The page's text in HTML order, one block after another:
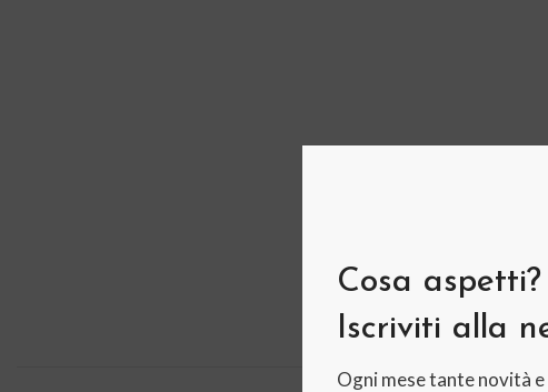
Cosa aspetti?
Iscriviti alla
Ogni mese tante novità